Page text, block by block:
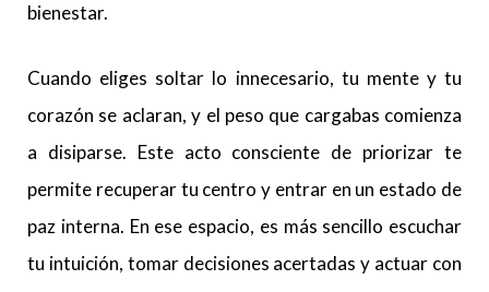
bienestar.
Cuando eliges soltar lo innecesario, tu mente y tu
corazón se aclaran, y el peso que cargabas comienza
a disiparse. Este acto consciente de priorizar te
permite recuperar tu centro y entrar en un estado de
paz interna. En ese espacio, es más sencillo escuchar
tu intuición, tomar decisiones acertadas y actuar con